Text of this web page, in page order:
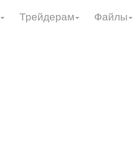
Трейдерам Файлы